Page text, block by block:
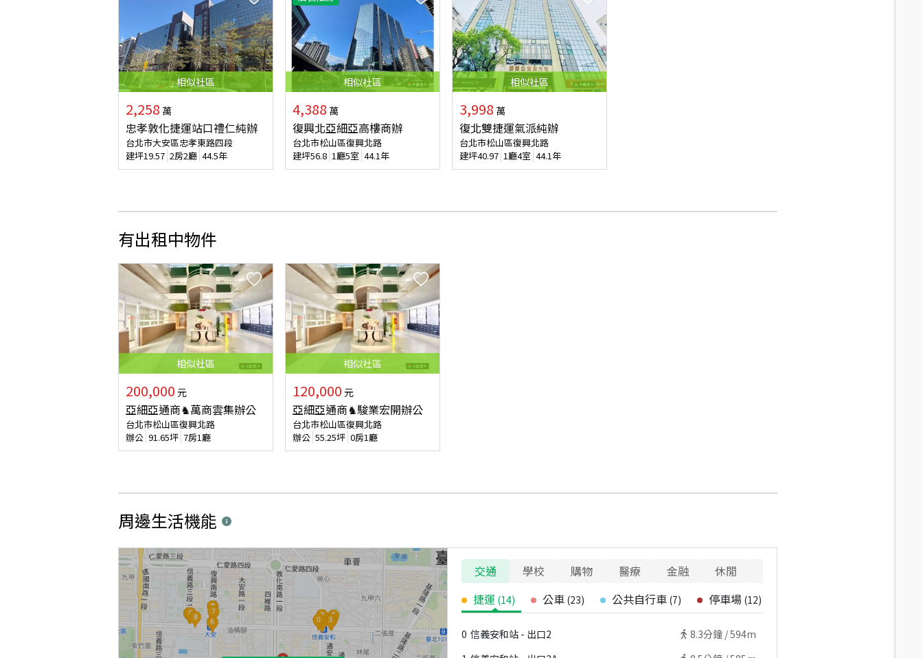
相似社區
2,258 萬
忠孝敦化捷運站口禮仁純辦
台北市大安區忠孝東路四段
建坪19.57 2房2廳 44.5年
相似社區
4,388 萬
復興北亞細亞高樓商辦
台北市松山區復興北路
建坪56.8 1廳5室 44.1年
相似社區
3,998 萬
復北雙捷運氣派純辦
台北市松山區復興北路
建坪40.97 1廳4室 44.1年
有出租中物件
相似社區
200,000 元
亞細亞通商♞萬商雲集辦公
台北市松山區復興北路
辦公 91.65坪 7房1廳
相似社區
120,000 元
亞細亞通商♞駿業宏開辦公
台北市松山區復興北路
辦公 55.25坪 0房1廳
周邊生活機能
交通 學校 購物 醫療 金融 休閒
捷運 (14) 公車 (23) 公共自行車 (7) 停車場 (12)
0 信義安和站 - 出口2 8.3分鐘 /594m